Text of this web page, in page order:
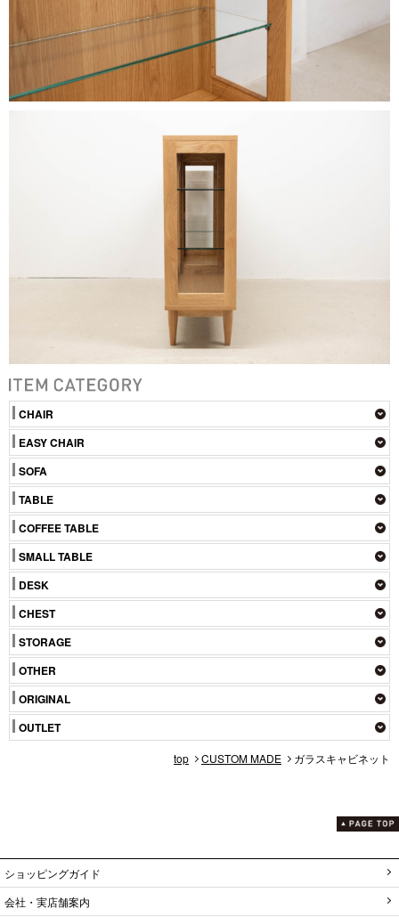
CHAIR
EASY CHAIR
SOFA
TABLE
COFFEE TABLE
SMALL TABLE
DESK
CHEST
STORAGE
OTHER
ORIGINAL
OUTLET
top CUSTOM MADE ガラスキャビネット
ショッピングガイド
会社・実店舗案内